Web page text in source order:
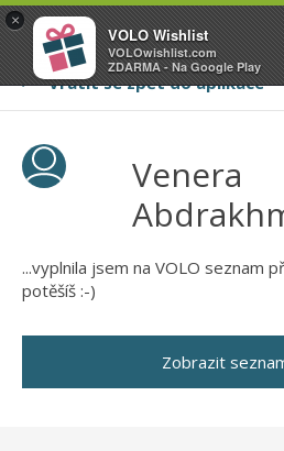
VOLO
Váš online wishlist
×
VOLO Wishlist
VOLOwishlist.com
ZDARMA - Na Google Play
Venera
...vyplnila jsem na VOLO seznam
potěšíš :-)
Zobrazit